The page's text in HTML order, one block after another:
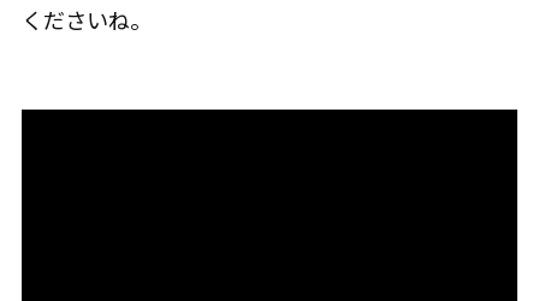
くださいね。